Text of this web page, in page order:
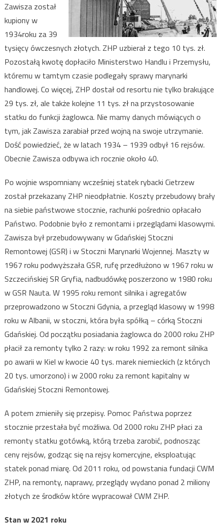
Zawisza został
kupiony w
1934roku za 39
tysięcy ówczesnych złotych. ZHP uzbierał z tego 10 tys. zł.
Pozostałą kwotę dopłaciło Ministerstwo Handlu i Przemysłu,
któremu w tamtym czasie podlegały sprawy marynarki
handlowej. Co więcej, ZHP dostał od resortu nie tylko brakujące
29 tys. zł, ale także kolejne 11 tys. zł na przystosowanie
statku do funkcji żaglowca. Nie mamy danych mówiących o
tym, jak Zawisza zarabiał przed wojną na swoje utrzymanie.
Dość powiedzieć, że w latach 1934 – 1939 odbył 16 rejsów.
Obecnie Zawisza odbywa ich rocznie około 40.
Po wojnie wspomniany wcześniej statek rybacki Cietrzew
został przekazany ZHP nieodpłatnie. Koszty przebudowy brały
na siebie państwowe stocznie, rachunki pośrednio opłacało
Państwo. Podobnie było z remontami i przeglądami klasowymi.
Zawisza był przebudowywany w Gdańskiej Stoczni
Remontowej (GSR) i w Stoczni Marynarki Wojennej. Maszty w
1967 roku podwyższała GSR, rufę przedłużono w 1967 roku w
Szczecińskiej SR Gryfia, nadbudówkę poszerzono w 1980 roku
w GSR Nauta. W 1995 roku remont silnika i agregatów
przeprowadzono w Stoczni Gdynia, a przegląd klasowy w 1998
roku w Albanii, w stoczni, która była spółką – córką Stoczni
Gdańskiej. Od początku posiadania żaglowca do 2000 roku ZHP
płacił za remonty tylko 2 razy: w roku 1992 za remont silnika
po awarii w Kiel w kwocie 40 tys. marek niemieckich (z których
20 tys. umorzono) i w 2000 roku za remont kapitalny w
Gdańskiej Stoczni Remontowej.
A potem zmieniły się przepisy. Pomoc Państwa poprzez
stocznie przestała być możliwa. Od 2000 roku ZHP płaci za
remonty statku gotówką, którą trzeba zarobić, podnosząc
ceny rejsów, godząc się na rejsy komercyjne, eksploatując
statek ponad miarę. Od 2011 roku, od powstania fundacji CWM
ZHP, na remonty, naprawy, przeglądy wydano ponad 2 miliony
złotych ze środków które wypracował CWM ZHP.
Stan w 2021 roku